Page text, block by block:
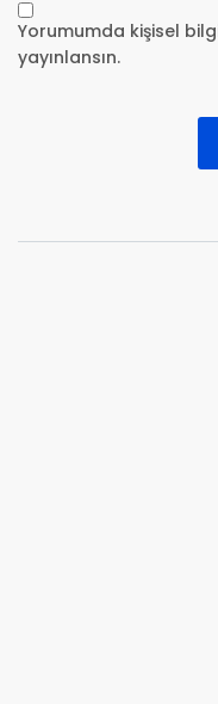
Yorumumda kişisel
yayınlansın.